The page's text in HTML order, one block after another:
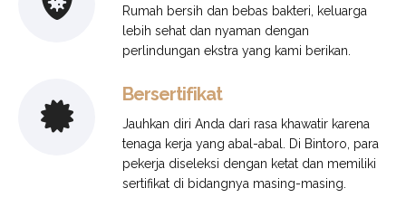
Rumah bersih dan bebas bakteri, keluarga
lebih sehat dan nyaman dengan
perlindungan ekstra yang kami berikan.
Bersertifikat
Jauhkan diri Anda dari rasa khawatir karena
tenaga kerja yang abal-abal. Di Bintoro, para
pekerja diseleksi dengan ketat dan memiliki
sertifikat di bidangnya masing-masing.